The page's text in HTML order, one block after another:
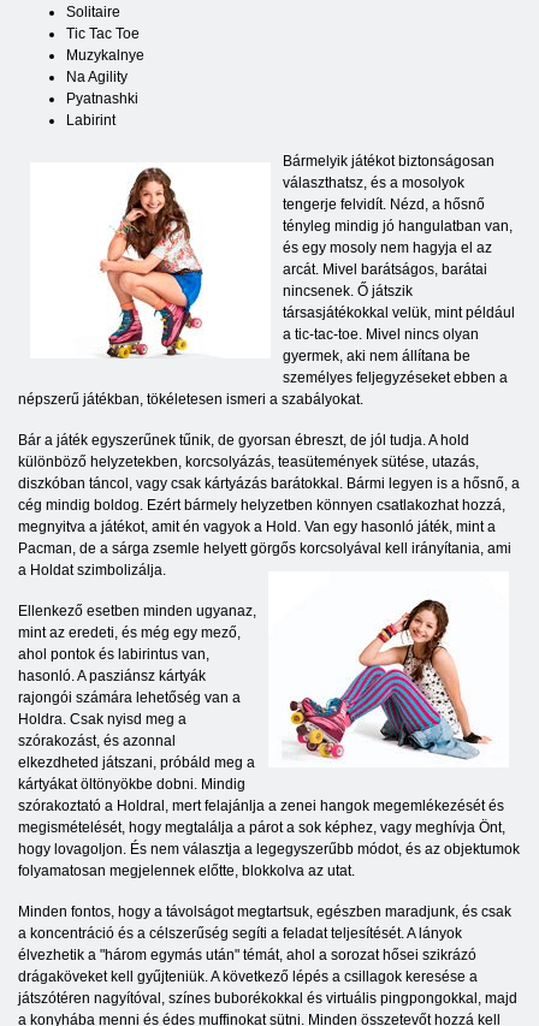
Solitaire
Tic Tac Toe
Muzykalnye
Na Agility
Pyatnashki
Labirint
Bármelyik játékot biztonságosan
választhatsz, és a mosolyok
tengerje felvidít. Nézd, a hősnő
tényleg mindig jó hangulatban van,
és egy mosoly nem hagyja el az
arcát. Mivel barátságos, barátai
nincsenek. Ő játszik
társasjátékokkal velük, mint például
a tic-tac-toe. Mivel nincs olyan
gyermek, aki nem állítana be
személyes feljegyzéseket ebben a
népszerű játékban, tökéletesen ismeri a szabályokat.
Bár a játék egyszerűnek tűnik, de gyorsan ébreszt, de jól tudja. A hold
különböző helyzetekben, korcsolyázás, teasütemények sütése, utazás,
diszkóban táncol, vagy csak kártyázás barátokkal. Bármi legyen is a hősnő, a
cég mindig boldog. Ezért bármely helyzetben könnyen csatlakozhat hozzá,
megnyitva a játékot, amit én vagyok a Hold. Van egy hasonló játék, mint a
Pacman, de a sárga zsemle helyett görgős korcsolyával kell irányítania, ami
a Holdat szimbolizálja.
Ellenkező esetben minden ugyanaz,
mint az eredeti, és még egy mező,
ahol pontok és labirintus van,
hasonló. A pasziánsz kártyák
rajongói számára lehetőség van a
Holdra. Csak nyisd meg a
szórakozást, és azonnal
elkezdheted játszani, próbáld meg a
kártyákat öltönyökbe dobni. Mindig
szórakoztató a Holdral, mert felajánlja a zenei hangok megemlékezését és
megismételését, hogy megtalálja a párot a sok képhez, vagy meghívja Önt,
hogy lovagoljon. És nem választja a legegyszerűbb módot, és az objektumok
folyamatosan megjelennek előtte, blokkolva az utat.
Minden fontos, hogy a távolságot megtartsuk, egészben maradjunk, és csak
a koncentráció és a célszerűség segíti a feladat teljesítését. A lányok
élvezhetik a "három egymás után" témát, ahol a sorozat hősei szikrázó
drágaköveket kell gyűjteniük. A következő lépés a csillagok keresése a
játszótéren nagyítóval, színes buborékokkal és virtuális pingpongokkal, majd
a konyhába menni és édes muffinokat sütni. Minden összetevőt hozzá kell